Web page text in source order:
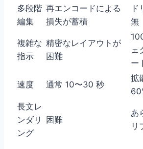
多段階
編集
再エンコードによる
損失が蓄積
無
複雑な
指示
精密なレイアウトが
困難
ェ
ー
速度 通常 10〜30 秒
拡
長文レ
ンダリ
ング
困難
あ
リ